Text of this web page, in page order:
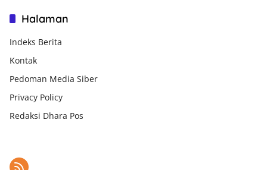
Halaman
Indeks Berita
Kontak
Pedoman Media Siber
Privacy Policy
Redaksi Dhara Pos